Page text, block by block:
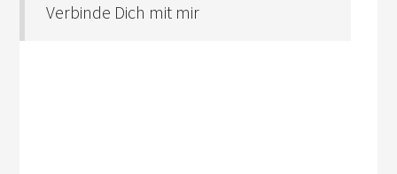
Verbinde Dich mit mir